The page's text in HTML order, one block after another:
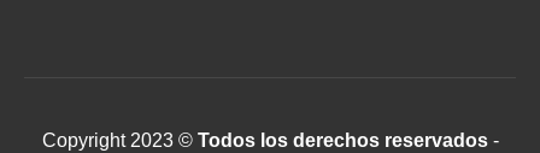
Copyright 2023 © Todos los derechos reservados-